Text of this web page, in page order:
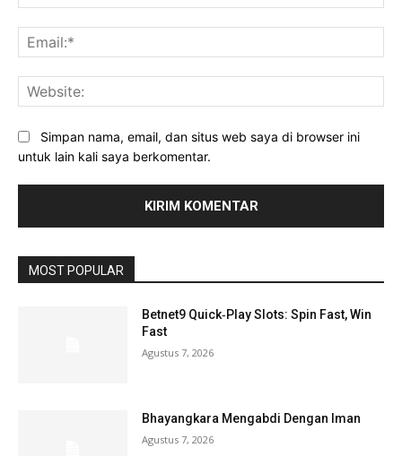
Simpan nama, email, dan situs web saya di browser ini
untuk lain kali saya berkomentar.
MOST POPULAR
Betnet9 Quick‑Play Slots: Spin Fast, Win
Fast
Agustus 7, 2026
Bhayangkara Mengabdi Dengan Iman
Agustus 7, 2026